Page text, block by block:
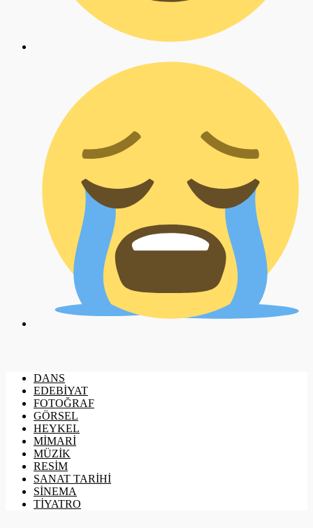
DANS
EDEBİYAT
FOTOĞRAF
GÖRSEL
HEYKEL
MİMARİ
MÜZİK
RESİM
SANAT TARİHİ
SİNEMA
TİYATRO